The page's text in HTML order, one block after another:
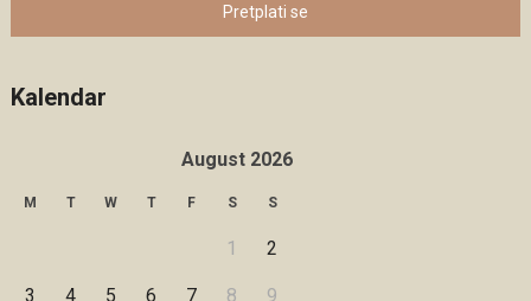
Pretplati se
Kalendar
August 2026
M T W T F S S
1 2
3 4 5 6 7 8 9